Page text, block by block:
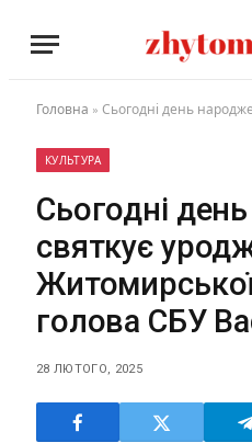
Головна » Сьогодні день народження святкує
КУЛЬТУРА
Сьогодні
святкує
голова СБУ
28 ЛЮТОГО, 2025